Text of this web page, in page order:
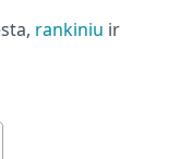
rankiniu ir